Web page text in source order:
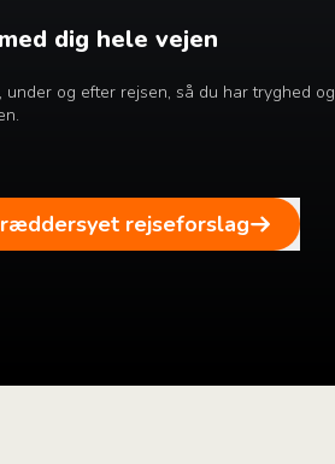
dig hele vejen
under og efter rejsen, så du har tryghed og
rejseforslag